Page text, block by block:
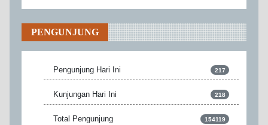
PENGUNJUNG
Pengunjung Hari Ini 217
Kunjungan Hari Ini 218
Total Pengunjung 154119